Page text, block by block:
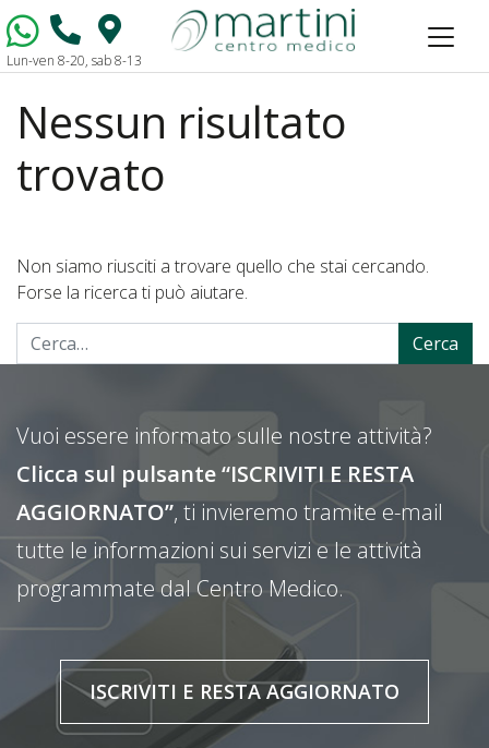
Lun-ven 8-20, sab 8-13
Nessun risultato
trovato
Non siamo riusciti a trovare quello che stai cercando.
Forse la ricerca ti può aiutare.
Cerca
Vuoi essere informato sulle nostre attività?
Clicca sul pulsante “ISCRIVITI E RESTA
AGGIORNATO”, ti invieremo tramite e-mail
tutte le informazioni sui servizi e le attività
programmate dal Centro Medico.
ISCRIVITI E RESTA AGGIORNATO